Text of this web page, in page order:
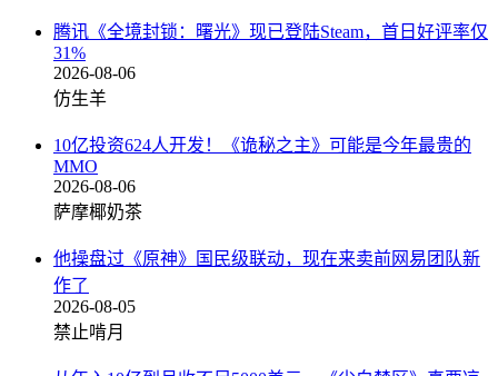
腾讯《全境封锁：曙光》现已登陆Steam，首日好评率仅
31%
2026-08-06
仿生羊
10亿投资624人开发！《诡秘之主》可能是今年最贵的
MMO
2026-08-06
萨摩椰奶茶
他操盘过《原神》国民级联动，现在来卖前网易团队新
作了
2026-08-05
禁止啃月